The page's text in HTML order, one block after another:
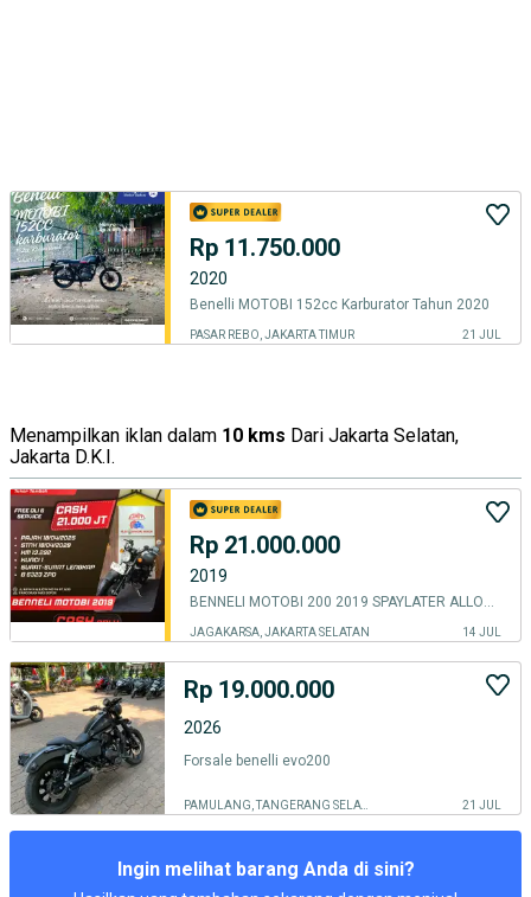
Rp 11.750.000
2020
Benelli MOTOBI 152cc Karburator Tahun 2020
PASAR REBO, JAKARTA TIMUR 21 JUL
Menampilkan iklan dalam 10 kms Dari Jakarta Selatan,
Jakarta D.K.I.
Rp 21.000.000
2019
BENNELI MOTOBI 200 2019 SPAYLATER ALLOBANK GOPAYLATER CASH ONLY ALISTA
JAGAKARSA, JAKARTA SELATAN 14 JUL
Rp 19.000.000
2026
Forsale benelli evo200
PAMULANG, TANGERANG SELATAN KOTA 21 JUL
Ingin melihat barang Anda di sini?